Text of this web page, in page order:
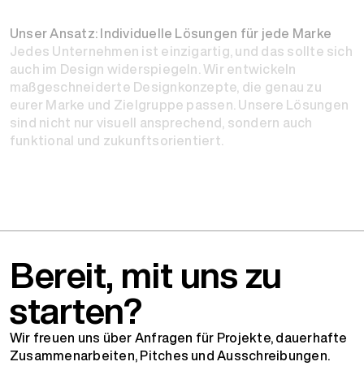
Unser Ansatz: Individuelle Lösungen für jede Marke
Jedes Unternehmen ist einzigartig, und das sollte sich
auch im Design widerspiegeln. Wir entwickeln
maßgeschneiderte Designkonzepte, die genau zu
eurer Marke und Zielgruppe passen. Unsere Lösungen
sind nicht nur visuell ansprechend, sondern auch
funktional und zukunftsorientiert.
Bereit, mit uns zu
starten?
Wir freuen uns über Anfragen für Projekte, dauerhafte
Zusammenarbeiten, Pitches und Ausschreibungen.